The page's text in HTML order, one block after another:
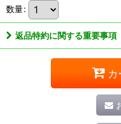
数量:
返品特約に関する重要事項